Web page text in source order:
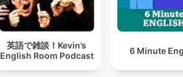
英語で雑談！Kevin’s
English Room Podcast
6 Minute